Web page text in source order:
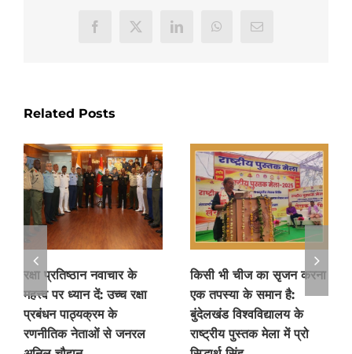
Facebook
X LinkedInWhatsAppEmail
Related Posts
रक्षा प्रतिष्ठान नवाचार के
महत्त्व पर ध्यान दें: उच्च रक्षा
प्रबंधन पाठ्यक्रम के
रणनीतिक नेताओं से जनरल
किसी भी चीज का सृजन करना
एक तपस्या के समान है:
बुंदेलखंड विश्वविद्यालय के
राष्ट्रीय पुस्तक मेला में प्रो